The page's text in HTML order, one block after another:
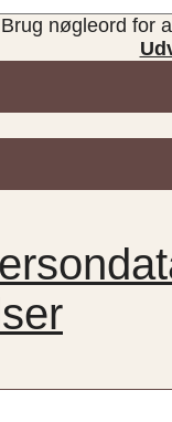
Brug nøgleord for